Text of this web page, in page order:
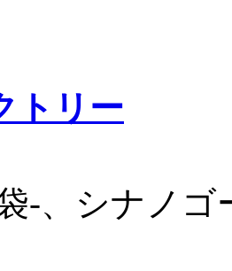
トリー
-、シナノ